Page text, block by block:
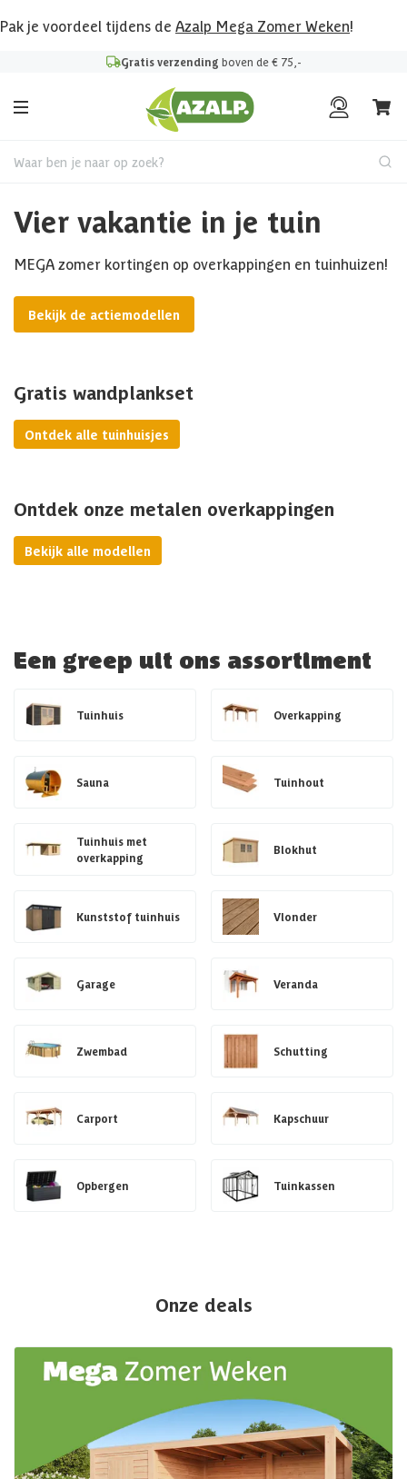
Pak je voordeel tijdens de Azalp Mega Zomer Weken!
Gratis verzending boven de € 75,-
Waar ben je naar op zoek?
Vier vakantie in je tuin
MEGA zomer kortingen op overkappingen en tuinhuizen!
Bekijk de actiemodellen
Gratis wandplankset
Ontdek alle tuinhuisjes
Ontdek onze metalen overkappingen
Bekijk alle modellen
Een greep uit ons assortiment
Tuinhuis Overkapping
Sauna Tuinhout
Tuinhuis met
overkapping
Blokhut
Kunststof tuinhuis Vlonder
Garage Veranda
Zwembad Schutting
Carport Kapschuur
Opbergen Tuinkassen
Onze deals